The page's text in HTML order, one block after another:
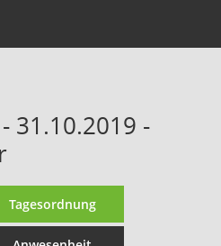
31.10.2019 -
Tagesordnung